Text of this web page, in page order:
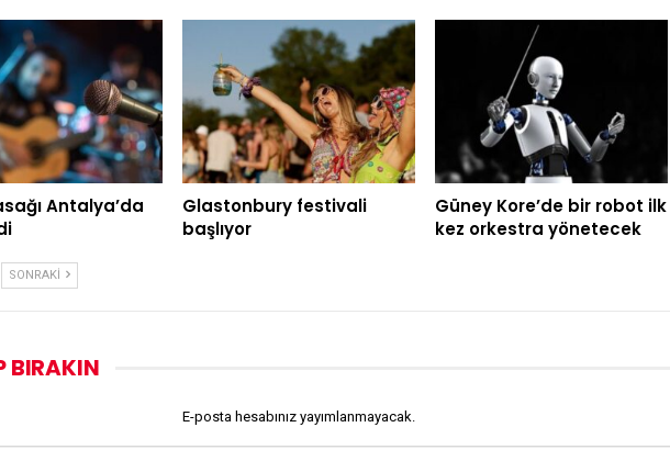
Antalya’da
Glastonbury festivali
başlıyor
Güney Kore’de bir robot ilk
kez orkestra yönetecek
SONRAKI
BIRAKIN
E-posta hesabınız yayımlanmayacak.